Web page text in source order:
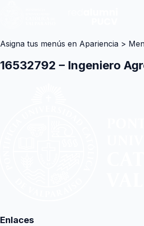
Asigna tus menús en Apariencia >
16532792 – Ingeniero
Enlaces